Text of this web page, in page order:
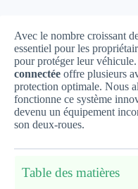
Avec le nombre croissant
essentiel pour les
pour protéger leur véhicule.
connectée offre plusieurs
protection optimale. Nous
fonctionne ce système
devenu un équipement
son deux-roues.
Table des matières